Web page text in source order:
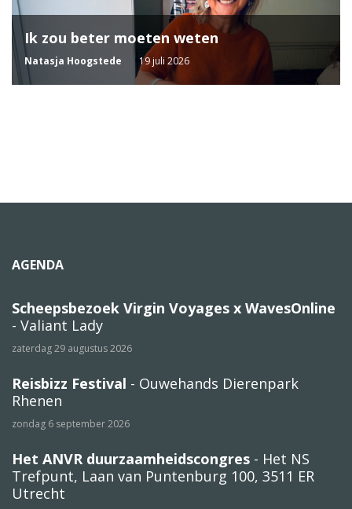
Ik zou beter moeten weten
Natasja Hoogstede 19 juli 2026
AGENDA
Scheepsbezoek Virgin Voyages x WavesOnline
- Valiant Lady
zaterdag 29 augustus 2026
Reisbizz Festival - Ouwehands Dierenpark
Rhenen
zondag 6 september 2026
Het ANVR duurzaamheidscongres - Het NS
Trefpunt, Laan van Puntenburg 100, 3511 ER
Utrecht